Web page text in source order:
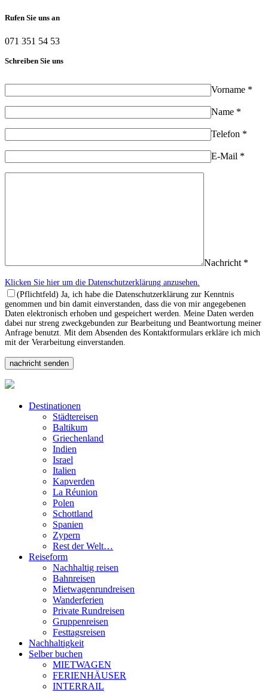
Rufen Sie uns an
071 351 54 53
Schreiben Sie uns
Vorname *
Name *
Telefon *
E-Mail *
Nachricht *
Klicken Sie hier um die Datenschutzerklärung anzusehen.
(Pflichtfeld) Ja, ich habe die Datenschutzerklärung zur Kenntnis
genommen und bin damit einverstanden, dass die von mir angegebenen
Daten elektronisch erhoben und gespeichert werden. Meine Daten werden
dabei nur streng zweckgebunden zur Bearbeitung und Beantwortung meiner
Anfrage benutzt. Mit dem Absenden des Kontaktformulars erkläre ich mich
mit der Verarbeitung einverstanden.
Destinationen
Städtereisen
Baltikum
Griechenland
Indien
Israel
Italien
Kapverden
La Réunion
Polen
Schottland
Spanien
Zypern
Rest der Welt…
Reiseform
Nachhaltig reisen
Bahnreisen
Mietwagenrundreisen
Wanderferien
Private Rundreisen
Gruppenreisen
Festtagsreisen
Nachhaltigkeit
Selber buchen
MIETWAGEN
FERIENHÄUSER
INTERRAIL